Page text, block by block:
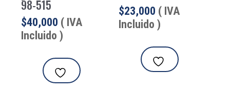
98-515
$40,000 ( IVA
Incluido )
$23,000 ( IVA
Incluido )